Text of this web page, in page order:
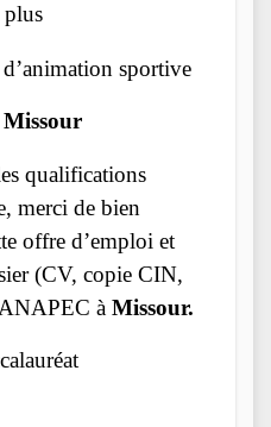
plus
sportive
qualifications
merci de bien
offre d’emploi et
(CV, copie CIN,
à Missour.